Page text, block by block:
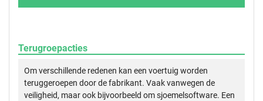
Terugroepacties
Om verschillende redenen kan een voertuig worden
teruggeroepen door de fabrikant. Vaak vanwegen de
veiligheid, maar ook bijvoorbeeld om sjoemelsoftware. Een